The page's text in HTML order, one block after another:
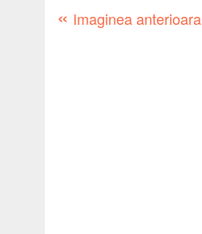
« Imaginea anterioara